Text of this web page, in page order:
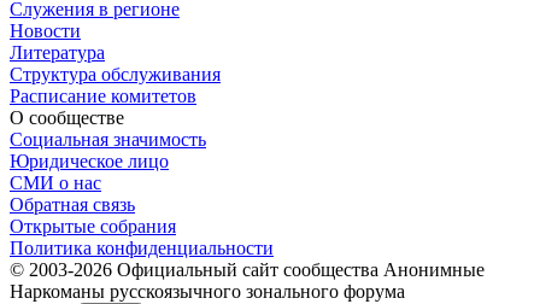
Служения в регионе
Новости
Литература
Структура обслуживания
Расписание комитетов
О сообществе
Социальная значимость
Юридическое лицо
СМИ о нас
Обратная связь
Открытые собрания
Политика конфиденциальности
© 2003-2026 Официальный сайт сообщества Анонимные
Наркоманы русскоязычного зонального форума